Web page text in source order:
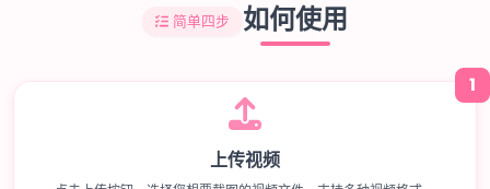
简单四步 如何使用
1
上传视频